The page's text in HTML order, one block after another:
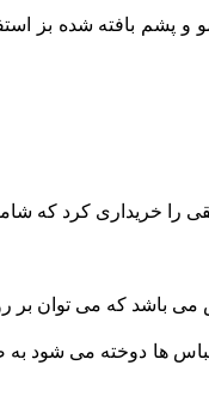
پشم بافته شده بز
را خریداری کرد که
باشد که می توان بر
ها دوخته می شود